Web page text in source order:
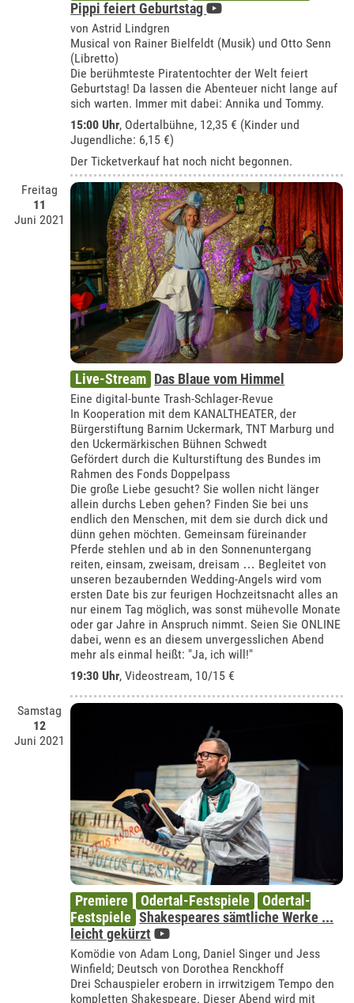
Pippi feiert Geburtstag
von Astrid Lindgren
Musical von Rainer Bielfeldt (Musik) und Otto Senn
(Libretto)
Die berühmteste Piratentochter der Welt feiert
Geburtstag! Da lassen die Abenteuer nicht lange auf
sich warten. Immer mit dabei: Annika und Tommy.
15:00 Uhr, Odertalbühne, 12,35 € (Kinder und
Jugendliche: 6,15 €)
Der Ticketverkauf hat noch nicht begonnen.
Freitag
11
Juni 2021
Live-Stream Das Blaue vom Himmel
Eine digital-bunte Trash-Schlager-Revue
In Kooperation mit dem KANALTHEATER, der
Bürgerstiftung Barnim Uckermark, TNT Marburg und
den Uckermärkischen Bühnen Schwedt
Gefördert durch die Kulturstiftung des Bundes im
Rahmen des Fonds Doppelpass
Die große Liebe gesucht? Sie wollen nicht länger
allein durchs Leben gehen? Finden Sie bei uns
endlich den Menschen, mit dem sie durch dick und
dünn gehen möchten. Gemeinsam füreinander
Pferde stehlen und ab in den Sonnenuntergang
reiten, einsam, zweisam, dreisam … Begleitet von
unseren bezaubernden Wedding-Angels wird vom
ersten Date bis zur feurigen Hochzeitsnacht alles an
nur einem Tag möglich, was sonst mühevolle Monate
oder gar Jahre in Anspruch nimmt. Seien Sie ONLINE
dabei, wenn es an diesem unvergesslichen Abend
mehr als einmal heißt: "Ja, ich will!"
19:30 Uhr, Videostream, 10/15 €
Samstag
12
Juni 2021
Premiere Odertal-Festspiele
Odertal-
Festspiele Shakespeares sämtliche Werke ...
leicht gekürzt
Komödie von Adam Long, Daniel Singer und Jess
Winfield; Deutsch von Dorothea Renckhoff
Drei Schauspieler erobern in irrwitzigem Tempo den
kompletten Shakespeare. Dieser Abend wird mit